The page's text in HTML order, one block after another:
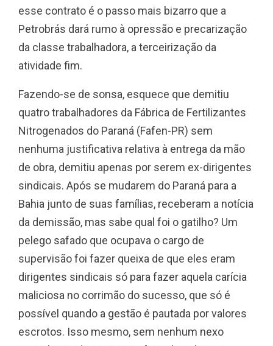
esse contrato é o passo mais bizarro que a
Petrobrás dará rumo à opressão e precarização
da classe trabalhadora, a terceirização da
atividade fim.
Fazendo-se de sonsa, esquece que demitiu
quatro trabalhadores da Fábrica de Fertilizantes
Nitrogenados do Paraná (Fafen-PR) sem
nenhuma justificativa relativa à entrega da mão
de obra, demitiu apenas por serem ex-dirigentes
sindicais. Após se mudarem do Paraná para a
Bahia junto de suas famílias, receberam a notícia
da demissão, mas sabe qual foi o gatilho? Um
pelego safado que ocupava o cargo de
supervisão foi fazer queixa de que eles eram
dirigentes sindicais só para fazer aquela carícia
maliciosa no corrimão do sucesso, que só é
possível quando a gestão é pautada por valores
escrotos. Isso mesmo, sem nenhum nexo